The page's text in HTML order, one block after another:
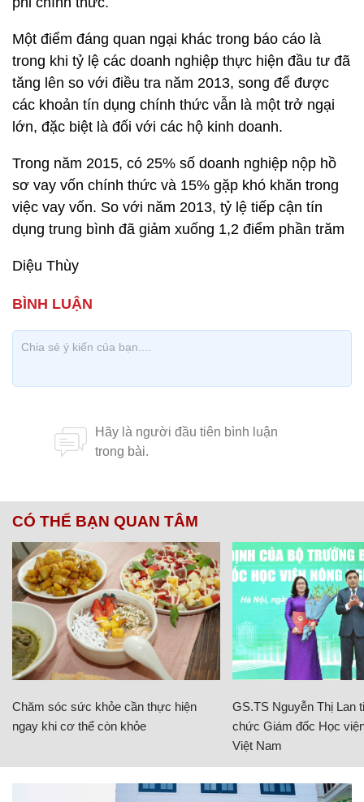
Một điểm đáng quan ngại khác trong báo cáo là
trong khi tỷ lệ các doanh nghiệp thực hiện đầu tư đã
tăng lên so với điều tra năm 2013, song để được
các khoản tín dụng chính thức vẫn là một trở ngại
lớn, đặc biệt là đối với các hộ kinh doanh.
Trong năm 2015, có 25% số doanh nghiệp nộp hồ
sơ vay vốn chính thức và 15% gặp khó khăn trong
việc vay vốn. So với năm 2013, tỷ lệ tiếp cận tín
dụng trung bình đã giảm xuống 1,2 điểm phần trăm
Diệu Thùy
CÓ THỂ BẠN QUAN TÂM
Chăm sóc sức khỏe cần thực hiện
ngay khi cơ thể còn khỏe
GS.TS Nguyễn Thị Lan
chức Giám đốc Học
Việt Nam